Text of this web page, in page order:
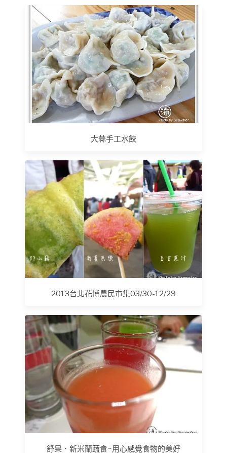
大蒜手工水餃
2013台北花博農民市集03/30-12/29
舒果．新米蘭蔬食~用心感覺食物的美好